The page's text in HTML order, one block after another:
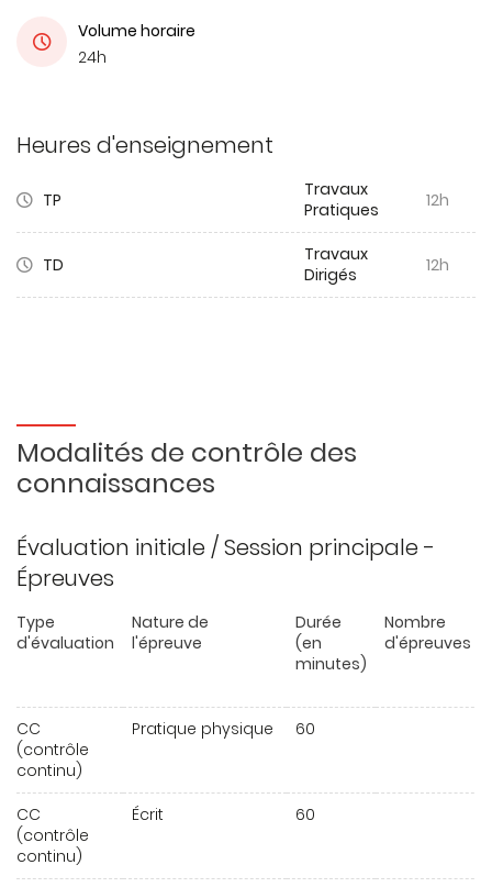
Volume horaire
24h
Heures d'enseignement
TP
Travaux
Pratiques
12h
TD
Travaux
Dirigés
12h
Modalités de contrôle des
connaissances
Évaluation initiale / Session principale -
Épreuves
Type
d'évaluation
Nature de
l'épreuve
Durée
(en
minutes)
Nombre
d'épreuves
CC
(contrôle
continu)
Pratique physique 60
CC
(contrôle
continu)
Écrit 60